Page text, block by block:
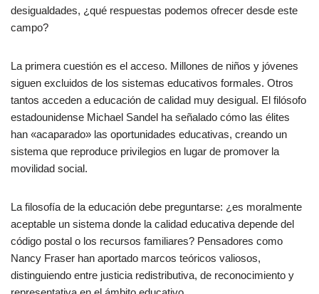
desigualdades, ¿qué respuestas podemos ofrecer desde este
campo?
La primera cuestión es el acceso. Millones de niños y jóvenes
siguen excluidos de los sistemas educativos formales. Otros
tantos acceden a educación de calidad muy desigual. El filósofo
estadounidense Michael Sandel ha señalado cómo las élites
han «acaparado» las oportunidades educativas, creando un
sistema que reproduce privilegios en lugar de promover la
movilidad social.
La filosofía de la educación debe preguntarse: ¿es moralmente
aceptable un sistema donde la calidad educativa depende del
código postal o los recursos familiares? Pensadores como
Nancy Fraser han aportado marcos teóricos valiosos,
distinguiendo entre justicia redistributiva, de reconocimiento y